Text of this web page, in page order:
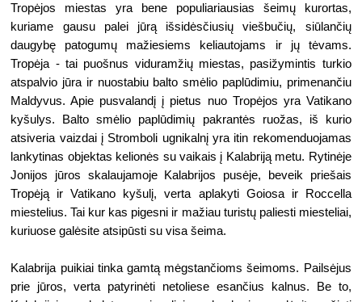
Tropėjos miestas yra bene populiariausias šeimų kurortas,
kuriame gausu palei jūrą išsidėsčiusių viešbučių, siūlančių
daugybę patogumų mažiesiems keliautojams ir jų tėvams.
Tropėja - tai puošnus viduramžių miestas, pasižymintis turkio
atspalvio jūra ir nuostabiu balto smėlio paplūdimiu, primenančiu
Maldyvus. Apie pusvalandį į pietus nuo Tropėjos yra Vatikano
kyšulys. Balto smėlio paplūdimių pakrantės ruožas, iš kurio
atsiveria vaizdai į Stromboli ugnikalnį yra itin rekomenduojamas
lankytinas objektas kelionės su vaikais į Kalabriją metu. Rytinėje
Jonijos jūros skalaujamoje Kalabrijos pusėje, beveik priešais
Tropėją ir Vatikano kyšulį, verta aplakyti Goiosa ir Roccella
miestelius. Tai kur kas pigesni ir mažiau turistų paliesti miesteliai,
kuriuose galėsite atsipūsti su visa šeima.
Kalabrija puikiai tinka gamtą mėgstančioms šeimoms. Pailsėjus
prie jūros, verta patyrinėti netoliese esančius kalnus. Be to,